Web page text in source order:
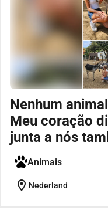
Nenhum
Meu coração
junta a nós
Animais
location_on Nederland